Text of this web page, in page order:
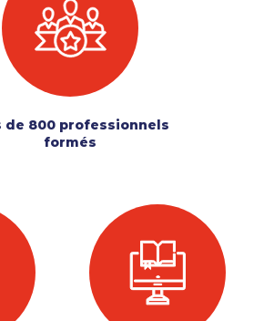
de 800 professionnels
formés